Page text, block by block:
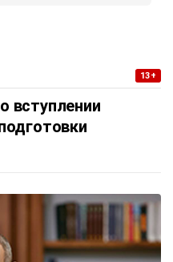
13+
вступлении